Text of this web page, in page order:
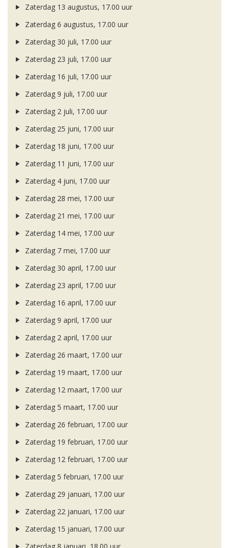
Zaterdag 13 augustus, 17.00 uur
Zaterdag 6 augustus, 17.00 uur
Zaterdag 30 juli, 17.00 uur
Zaterdag 23 juli, 17.00 uur
Zaterdag 16 juli, 17.00 uur
Zaterdag 9 juli, 17.00 uur
Zaterdag 2 juli, 17.00 uur
Zaterdag 25 juni, 17.00 uur
Zaterdag 18 juni, 17.00 uur
Zaterdag 11 juni, 17.00 uur
Zaterdag 4 juni, 17.00 uur
Zaterdag 28 mei, 17.00 uur
Zaterdag 21 mei, 17.00 uur
Zaterdag 14 mei, 17.00 uur
Zaterdag 7 mei, 17.00 uur
Zaterdag 30 april, 17.00 uur
Zaterdag 23 april, 17.00 uur
Zaterdag 16 april, 17.00 uur
Zaterdag 9 april, 17.00 uur
Zaterdag 2 april, 17.00 uur
Zaterdag 26 maart, 17.00 uur
Zaterdag 19 maart, 17.00 uur
Zaterdag 12 maart, 17.00 uur
Zaterdag 5 maart, 17.00 uur
Zaterdag 26 februari, 17.00 uur
Zaterdag 19 februari, 17.00 uur
Zaterdag 12 februari, 17.00 uur
Zaterdag 5 februari, 17.00 uur
Zaterdag 29 januari, 17.00 uur
Zaterdag 22 januari, 17.00 uur
Zaterdag 15 januari, 17.00 uur